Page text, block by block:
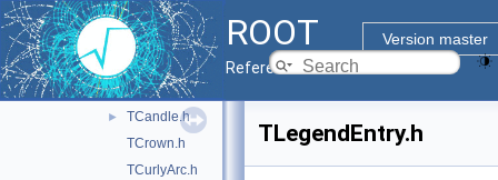
ROOT
Version master
Reference Guide
TArc.h
TArrow.h
TAttImage.h
TBox.h
►
TCandle.h
TCrown.h
TCurlyArc.h
TLegendEntry.h